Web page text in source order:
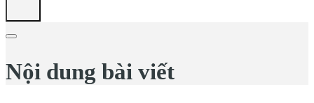
Nội dung bài viết